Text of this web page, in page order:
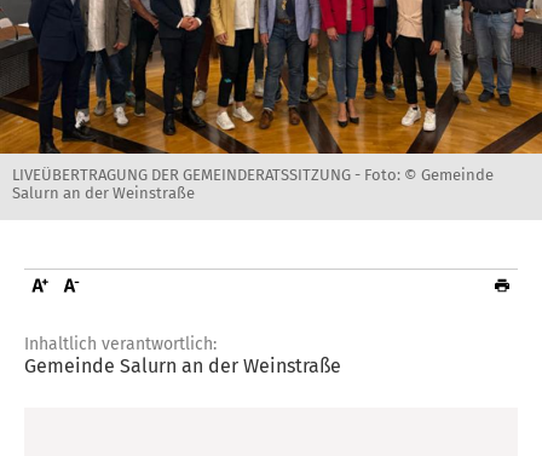
LIVEÜBERTRAGUNG DER GEMEINDERATSSITZUNG - Foto: © Gemeinde
Salurn an der Weinstraße
Inhaltlich verantwortlich:
Gemeinde Salurn an der Weinstraße